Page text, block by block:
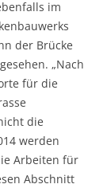
im
der Brücke
„Nach
für die
die
werden
Arbeiten für
Abschnitt